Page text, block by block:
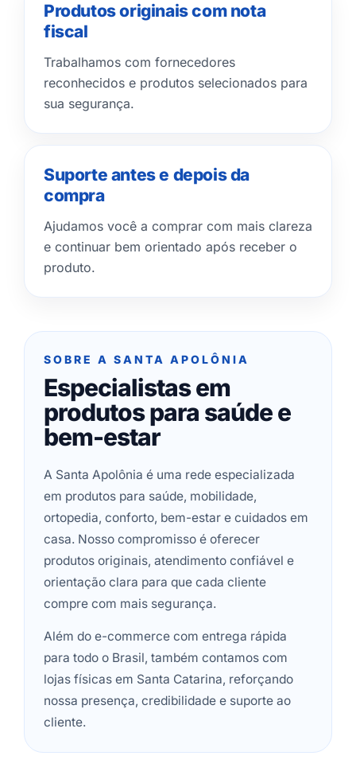
Produtos originais com nota
fiscal
Trabalhamos com fornecedores
reconhecidos e produtos selecionados para
sua segurança.
Suporte antes e depois da
compra
Ajudamos você a comprar com mais clareza
e continuar bem orientado após receber o
produto.
SOBRE A SANTA APOLÔNIA
Especialistas em
produtos para saúde e
bem-estar
A Santa Apolônia é uma rede especializada
em produtos para saúde, mobilidade,
ortopedia, conforto, bem-estar e cuidados em
casa. Nosso compromisso é oferecer
produtos originais, atendimento confiável e
orientação clara para que cada cliente
compre com mais segurança.
Além do e-commerce com entrega rápida
para todo o Brasil, também contamos com
lojas físicas em Santa Catarina, reforçando
nossa presença, credibilidade e suporte ao
cliente.